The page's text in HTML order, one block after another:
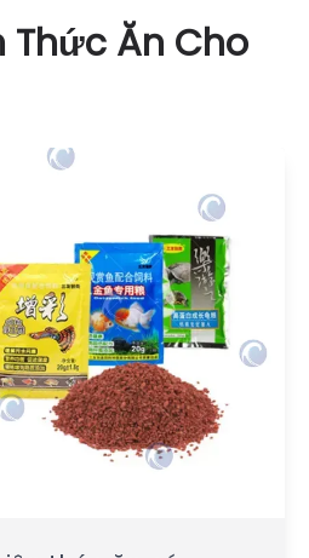
Thức Ăn Cho